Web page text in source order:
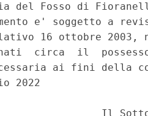
del Fosso di
e' soggetto a
16 ottobre
circa  il
ai fini della
2022